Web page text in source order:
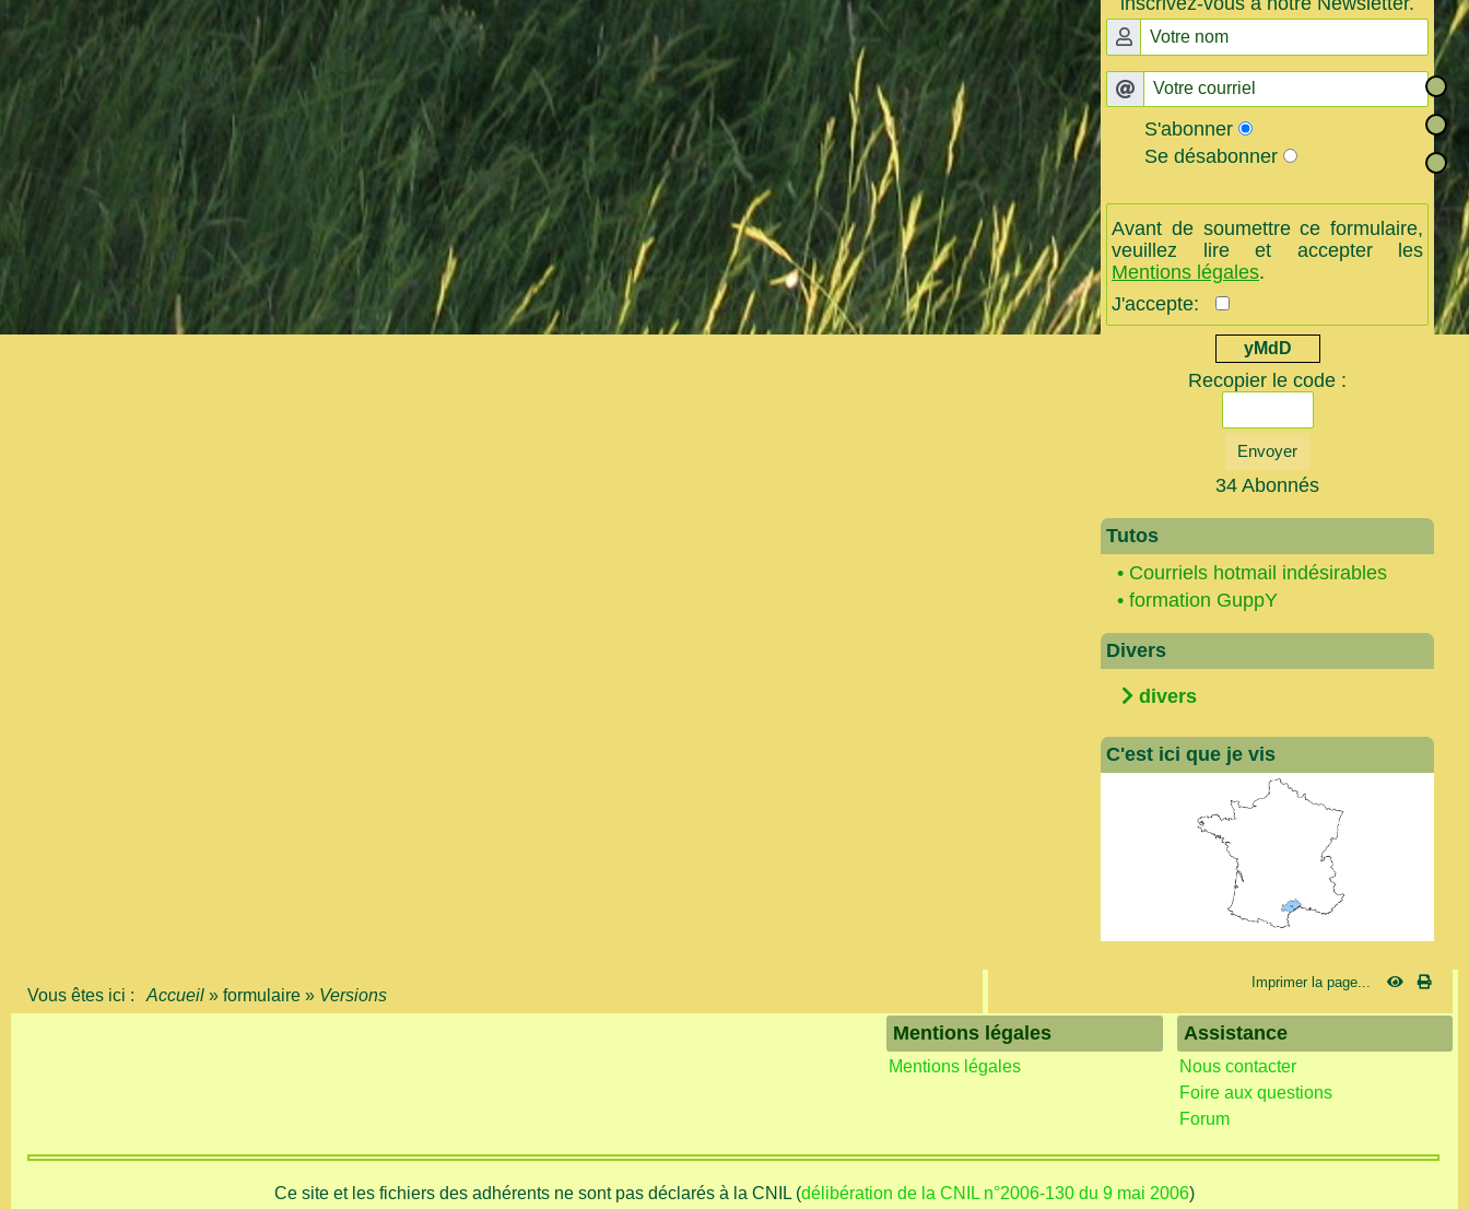
S'abonner
Se désabonner
Avant de soumettre ce formulaire,
veuillez lire et accepter les
Mentions légales.
J'accepte:
yMdD
Recopier le code :
Envoyer
34 Abonnés
Tutos
• Courriels hotmail indésirables
• formation GuppY
Divers
divers
C'est ici que je vis
Vous êtes ici : Accueil » formulaire » Versions
Imprimer la page...
Mentions légales
Mentions légales
Assistance
Nous contacter
Foire aux questions
Forum
Ce site et les fichiers des adhérents ne sont pas déclarés à la CNIL (délibération de la CNIL n°2006-130 du 9 mai 2006)